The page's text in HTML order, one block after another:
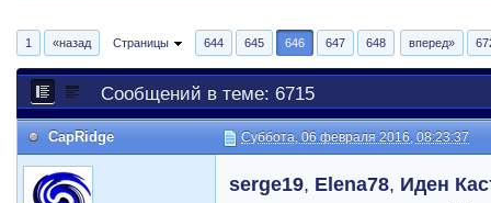
1 «назад Страницы 644 645 646 647 648 вперед»
Сообщений в теме: 6715
CapRidge Суббота, 06 февраля 2016, 08:23:37
serge19, Elena78, Иден